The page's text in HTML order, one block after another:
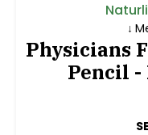
Physicians
Pencil -